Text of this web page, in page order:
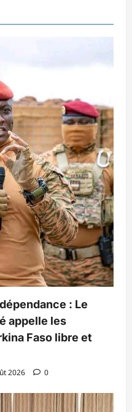
: Le
appelle les
Faso libre et
2026 0